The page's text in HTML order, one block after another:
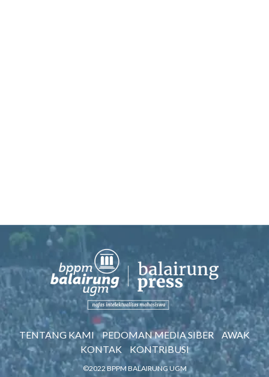
TENTANG KAMI PEDOMAN MEDIA SIBER
AWAK
KONTAK
KONTRIBUSI
©2022 BPPM BALAIRUNG UGM